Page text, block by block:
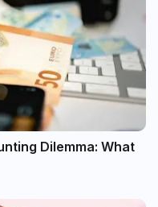
Dilemma: What